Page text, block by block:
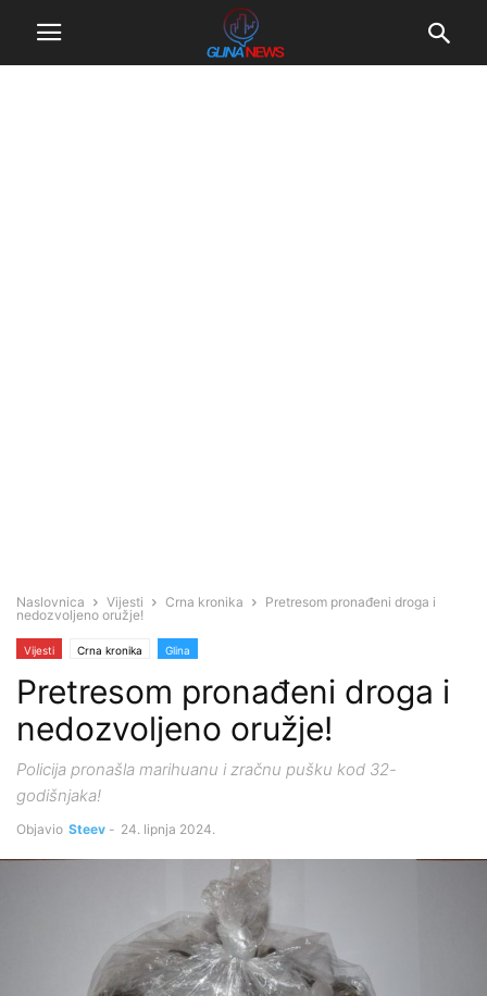
Naslovnica Vijesti Crna kronika
Pretresom pronađeni droga i
nedozvoljeno oružje!
Vijesti Crna kronika Glina
Pretresom pronađeni droga i
nedozvoljeno oružje!
Policija pronašla marihuanu i zračnu pušku kod 32-
godišnjaka!
Objavio Steev - 24. lipnja 2024.